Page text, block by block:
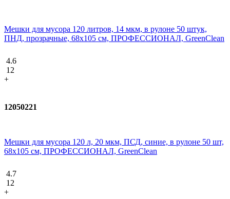
Мешки для мусора 120 литров, 14 мкм, в рулоне 50 штук,
ПНД, прозрачные, 68х105 см, ПРОФЕССИОНАЛ, GreenClean
4.6
12
+
12050221
Мешки для мусора 120 л, 20 мкм, ПСД, синие, в рулоне 50 шт,
68х105 см, ПРОФЕССИОНАЛ, GreenClean
4.7
12
+